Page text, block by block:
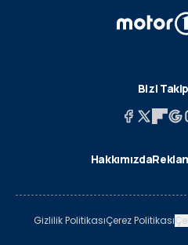
Bizi
Hakkımızda
Gizlilik PolitikasıÇerez Politikası